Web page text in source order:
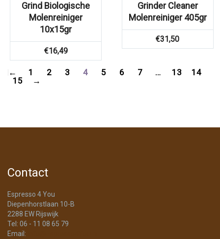
Grind Biologische
Molenreiniger
10x15gr
€16,49
Grinder Cleaner
Molenreiniger 405gr
€31,50
← 1 2 3 4 5 6 7 … 13
14
15
→
Contact
Espresso 4 You
Diepenhorstlaan 10-B
2288 EW Rijswijk
Tel: 06 - 11 08 65 79
Email: